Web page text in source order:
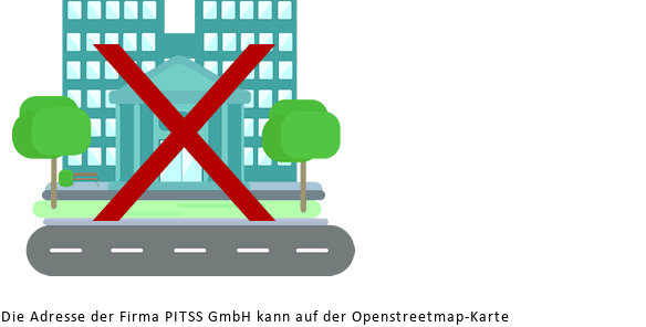
Die Adresse der Firma PITSS GmbH kann auf der Openstreetmap-Karte